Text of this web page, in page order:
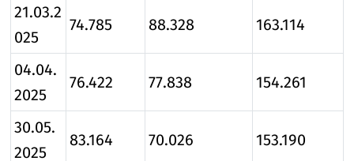
21.03.2
025
74.785 88.328 163.114
04.04.
2025
76.422 77.838 154.261
30.05.
2025
83.164 70.026 153.190